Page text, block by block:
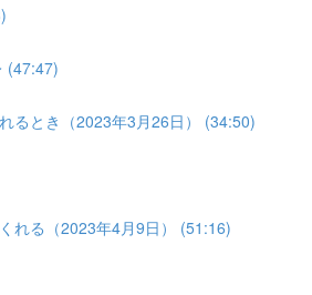
(47:47)
るとき（2023年3月26日） (34:50)
れる（2023年4月9日） (51:16)